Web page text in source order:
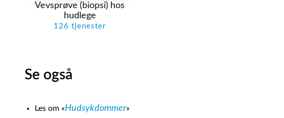
Vevsprøve (biopsi) hos
hudlege
126 tjenester
Se også
Les om «Hudsykdommer»